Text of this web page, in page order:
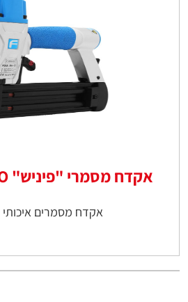
אקדח מסמרי "פיניש" FASCO איטליה
אקדח מסמרים